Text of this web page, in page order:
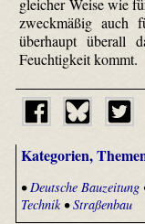
gleicher Weise wie
zweckmäßig auch
überhaupt überall
Feuchtigkeit kommt.
Kategorien,
•Deutsche Bauzeitung
Technik•Straßenbau